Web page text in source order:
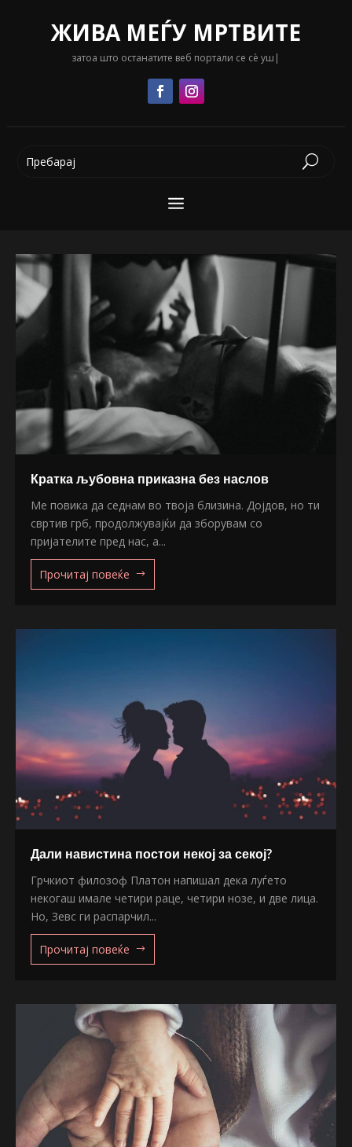
ЖИВА МЕЃУ МРТВИТЕ
затоа што останатите веб портали се сè уште клише.
Кратка љубовна приказна без наслов
Ме повика да седнам во твоја близина. Дојдов, но ти
свртив грб, продолжувајќи да зборувам со
пријателите пред нас, а...
Прочитај повеќе
Дали навистина постои некој за секој?
Грчкиот филозоф Платон напишал дека луѓето
некогаш имале четири раце, четири нозе, и две лица.
Но, Зевс ги распарчил...
Прочитај повеќе